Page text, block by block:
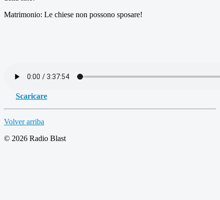
Matrimonio: Le chiese non possono sposare!
Scaricare
Volver arriba
© 2026 Radio Blast